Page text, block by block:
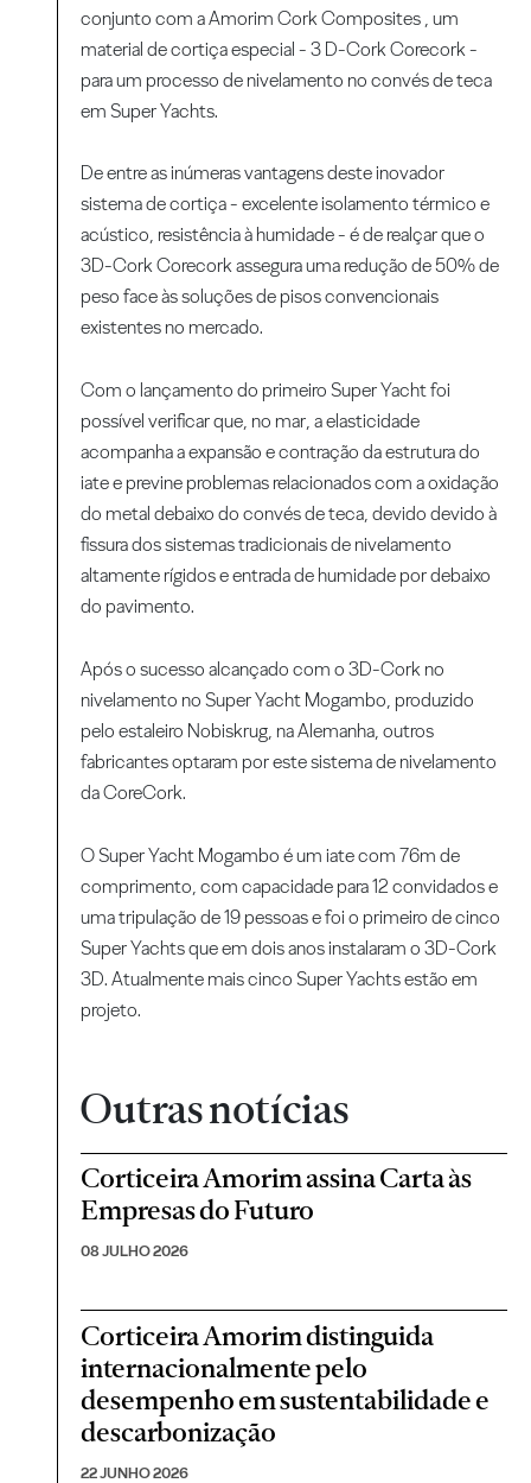
conjunto com a Amorim Cork Composites , um
material de cortiça especial - 3 D-Cork Corecork -
para um processo de nivelamento no convés de teca
em Super Yachts.
De entre as inúmeras vantagens deste inovador
sistema de cortiça - excelente isolamento térmico e
acústico, resistência à humidade - é de realçar que o
3D-Cork Corecork assegura uma redução de 50% de
peso face às soluções de pisos convencionais
existentes no mercado.
Com o lançamento do primeiro Super Yacht foi
possível verificar que, no mar, a elasticidade
acompanha a expansão e contração da estrutura do
iate e previne problemas relacionados com a oxidação
do metal debaixo do convés de teca, devido devido à
fissura dos sistemas tradicionais de nivelamento
altamente rígidos e entrada de humidade por debaixo
do pavimento.
Após o sucesso alcançado com o 3D-Cork no
nivelamento no Super Yacht Mogambo, produzido
pelo estaleiro Nobiskrug, na Alemanha, outros
fabricantes optaram por este sistema de nivelamento
da CoreCork.
O Super Yacht Mogambo é um iate com 76m de
comprimento, com capacidade para 12 convidados e
uma tripulação de 19 pessoas e foi o primeiro de cinco
Super Yachts que em dois anos instalaram o 3D-Cork
3D. Atualmente mais cinco Super Yachts estão em
projeto.
Outras notícias
Corticeira Amorim assina Carta às
Empresas do Futuro
08 JULHO 2026
Corticeira Amorim distinguida
internacionalmente pelo
desempenho em sustentabilidade e
descarbonização
22 JUNHO 2026